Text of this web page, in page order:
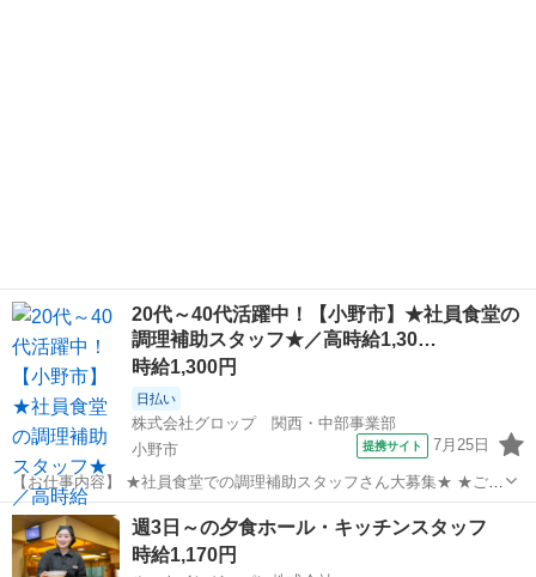
20代～40代活躍中！【小野市】★社員食堂の
調理補助スタッフ★／高時給1,30…
時給1,300円
日払い
株式会社グロップ 関西・中部事業部
小野市
提携サイト 7月25日
【お仕事内容】 ★社員食堂での調理補助スタッフさん大募集★ ★ご自
宅でのお料理した経験があれば大歓迎です★ 【 お仕事内容 】 （雇
入れ直後） 会社さんに併設されています社員食堂の中でのお仕事にな
ります！ 管理栄養士の方か...
兵庫 小野市 キッチン
週3日～の夕食ホール・キッチンスタッフ
時給1,170円